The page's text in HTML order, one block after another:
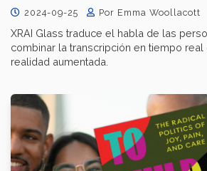
2024-09-25 Por Emma Woollacott
XRAI Glass traduce el habla de las
combinar la transcripción en tiempo
realidad aumentada.